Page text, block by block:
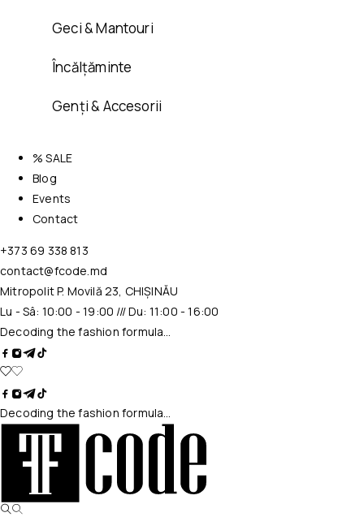
Geci & Mantouri
Încălțăminte
Genți & Accesorii
% SALE
Blog
Events
Contact
+373 69 338 813
contact@fcode.md
Mitropolit P. Movilă 23, CHIȘINĂU
Lu - Sâ: 10:00 - 19:00 /// Du: 11:00 - 16:00
Decoding the fashion formula…
Decoding the fashion formula…